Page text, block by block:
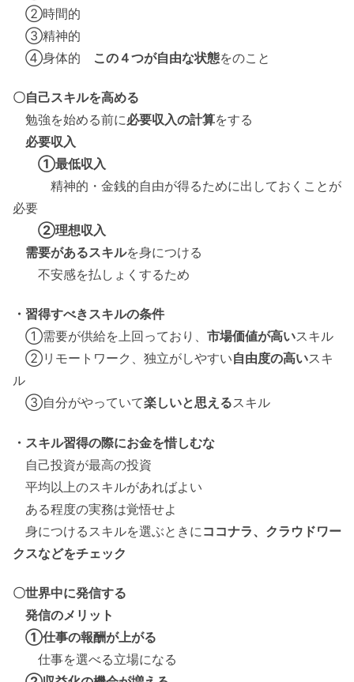
②時間的
③精神的
④身体的 この４つが自由な状態をのこと
〇自己スキルを高める
勉強を始める前に必要収入の計算をする
必要収入
①最低収入
精神的・金銭的自由が得るために出しておくことが
必要
②理想収入
需要があるスキルを身につける
不安感を払しょくするため
・習得すべきスキルの条件
①需要が供給を上回っており、 市場価値が高いスキル
②リモートワーク、独立がしやすい自由度の高いスキ
ル
③自分がやっていて楽しいと思えるスキル
・スキル習得の際にお金を惜しむな
自己投資が最高の投資
平均以上のスキルがあればよい
ある程度の実務は覚悟せよ
身につけるスキルを選ぶときに ココナラ、クラウドワー
クスなどをチェック
〇世界中に発信する
発信のメリット
①仕事の報酬が上がる
仕事を選べる立場になる